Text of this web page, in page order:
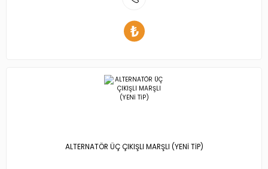
ALTERNATÖR ÜÇ ÇIKIŞLI MARŞLI (YENİ TİP)